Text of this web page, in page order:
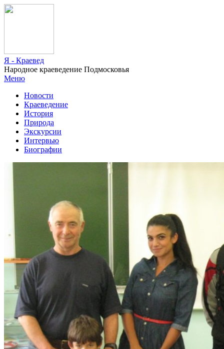
Я - Краевед
Народное краеведение Подмосковья
Меню
Новости
Краеведение
История
Природа
Экскурсии
Интервью
Биографии